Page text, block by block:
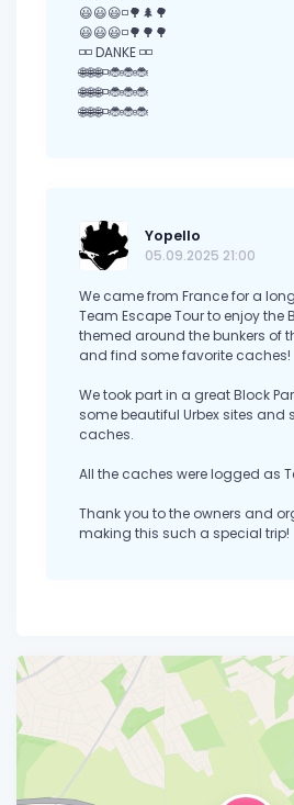
😃😃😃◽🌳🌲🌳
😃😃😃◽🌳🌳🌳
◽◽ DANKE ◽◽
🌐🌐🌐◽🐞🐞🐞
🌐🌐🌐◽🐞🐞🐞
🌐🌐🌐◽🐞🐞🐞
Yopello
05.09.2025 21:00
We came from France for a
Team Escape Tour to enjoy the
themed around the bunkers of
and find some favorite caches!
We took part in a great Block
some beautiful Urbex sites and
caches.
All the caches were logged as
Thank you to the owners and
making this such a special trip!